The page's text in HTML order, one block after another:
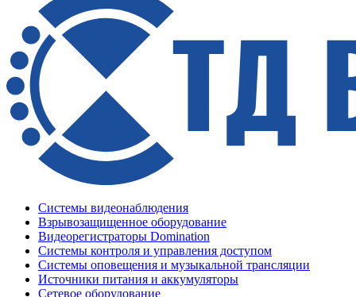
Системы видеонаблюдения
Взрывозащищенное оборудование
Видеорегистраторы Domination
Системы контроля и управления доступом
Системы оповещения и музыкальной трансляции
Источники питания и аккумуляторы
Сетевое оборудование